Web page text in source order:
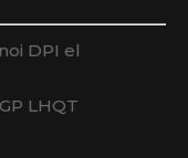
DPI el
LHQT